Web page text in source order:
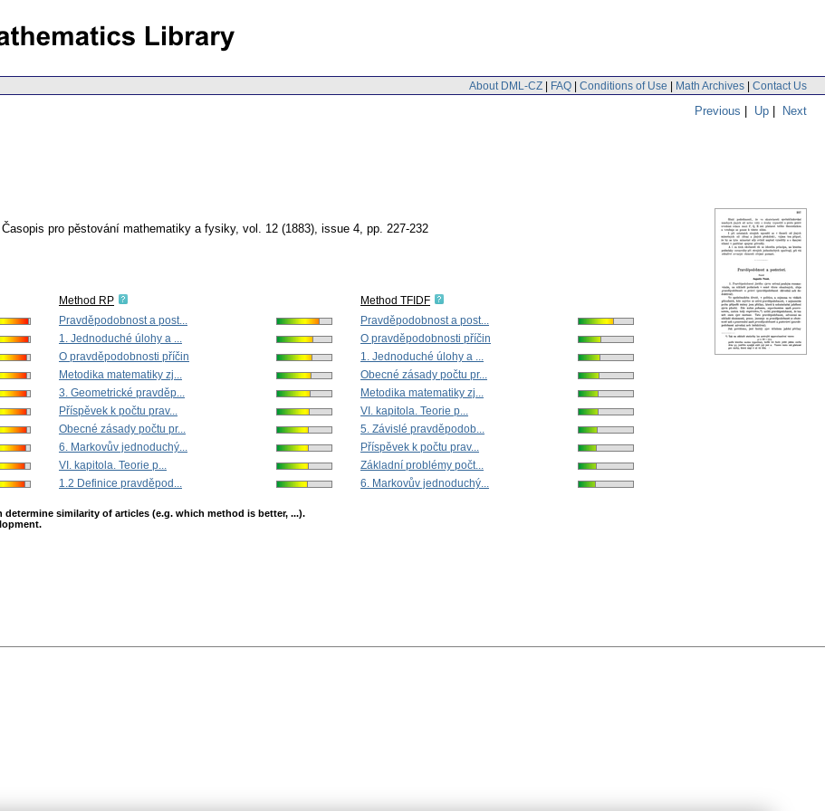
About DML-CZ | FAQ | Conditions of Use | Math Archives | Contact Us
Previous | Up | Next
Časopis pro pěstování mathematiky a fysiky, vol. 12 (1883), issue 4, pp. 227-232
Method RP
Pravděpodobnost a post...
1. Jednoduché úlohy a ...
O pravděpodobnosti příčin
Metodika matematiky zj...
3. Geometrické pravděp...
Příspěvek k počtu prav...
Obecné zásady počtu pr...
6. Markovův jednoduchý...
VI. kapitola. Teorie p...
1.2 Definice pravděpod...
Method TFIDF
Pravděpodobnost a post...
O pravděpodobnosti příčin
1. Jednoduché úlohy a ...
Obecné zásady počtu pr...
Metodika matematiky zj...
VI. kapitola. Teorie p...
5. Závislé pravděpodob...
Příspěvek k počtu prav...
Základní problémy počt...
6. Markovův jednoduchý...
similarity of articles (e.g. which method is better, ...).